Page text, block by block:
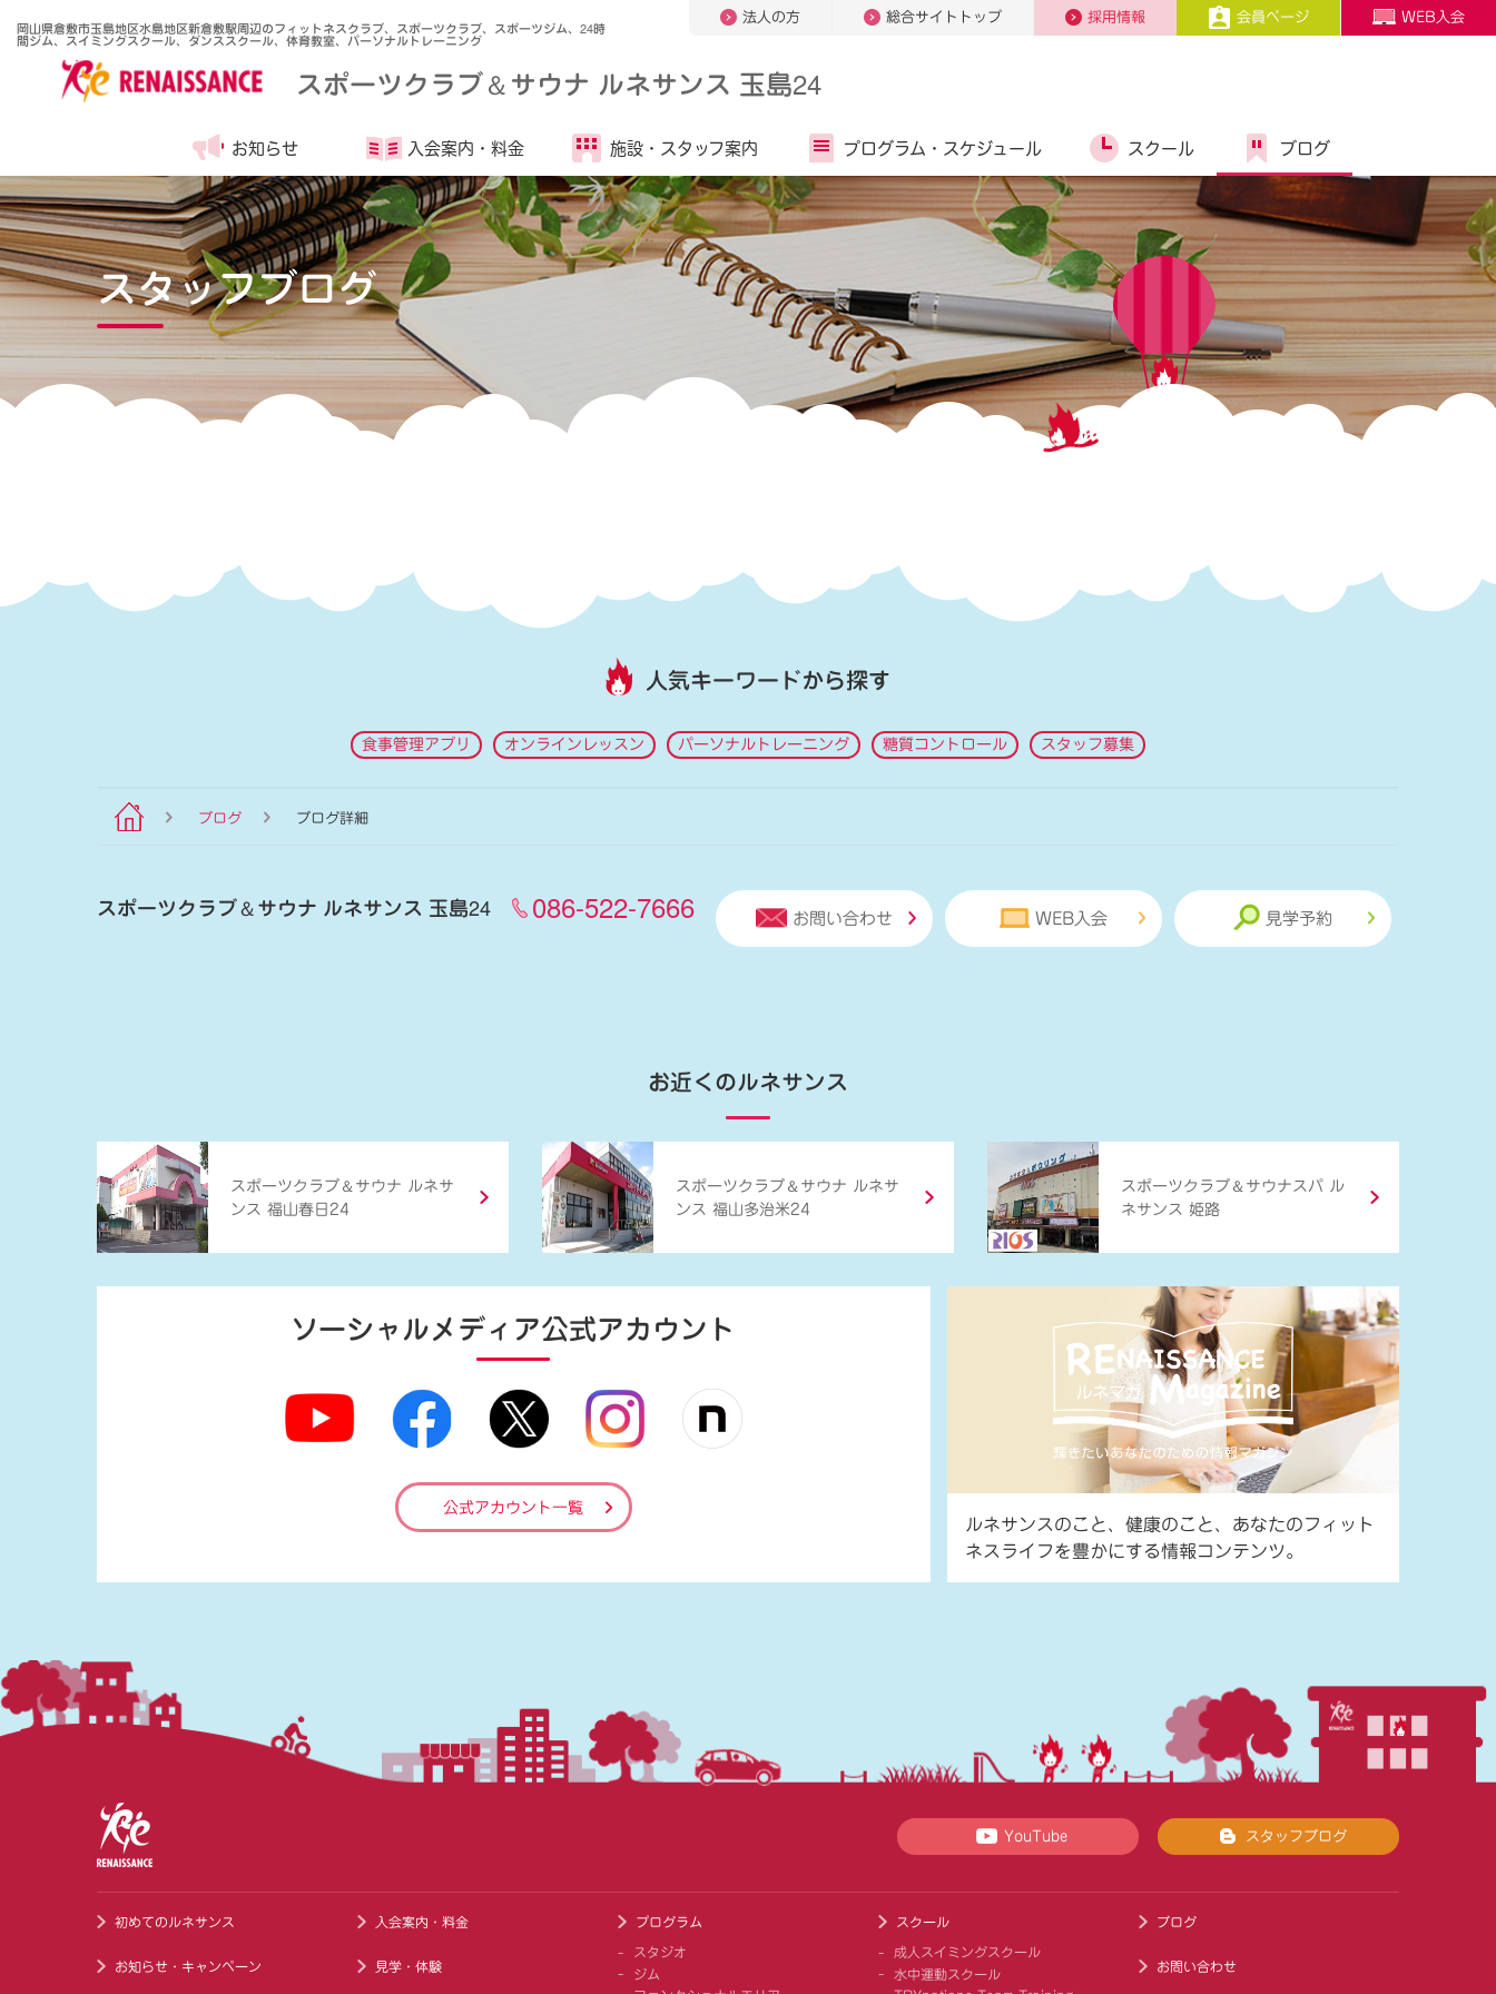
岡山県倉敷市玉島地区水島地区新倉敷駅周辺のフィットネスクラブ、スポーツクラブ、スポーツジム、24時
間ジム、スイミングスクール、ダンススクール、体育教室、パーソナルトレーニング
法人の方 総合サイトトップ 採用情報 会員ページ WEB入会
スポーツクラブ＆サウナ ルネサンス 玉島24
お知らせ 入会案内・ 料金 施設・ スタッフ案内 プログラム・ スケジュール スクール ブログ
スタッフブログ
人気キーワードから探す
食事管理アプリ オンラインレッスン パーソナルトレーニング 糖質コントロール スタッフ募集
ブログ ブログ詳細
スポーツクラブ＆サウナ ルネサンス 玉島24 086-522-7666 お問い合わせ WEB入会 見学予約
お近くのルネサンス
スポーツクラブ ＆ サウナ ルネサ
ンス 福山春日24
スポーツクラブ ＆ サウナ ルネサ
ンス 福山多治米24
スポーツクラブ ＆ サウナスパ ル
ネサンス 姫路
ソーシャルメディア公式アカウント
公式アカウント一覧
ルネサンスのこと、健康のこと、あなたのフィット
ネスライフを豊かにする情報コンテンツ。
YouTube スタッフブログ
初めてのルネサンス
お知らせ・キャンペーン
入会案内・料金
見学・体験
プログラム
スタジオ
ジム
スクール
成人スイミングスクール
水中運動スクール
ブログ
お問い合わせ